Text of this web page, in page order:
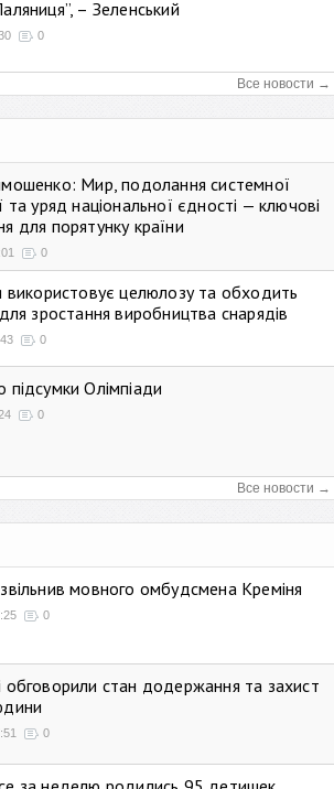
– Зеленський
0
Все новости →
Мир, подолання системної
та уряд національної єдності — ключові
для порятунку країни
0
використовує целюлозу та обходить
для зростання виробництва снарядів
0
підсумки Олімпіади
0
Все новости →
мовного омбудсмена Креміня
0
обговорили стан додержання та захист
0